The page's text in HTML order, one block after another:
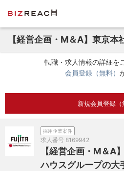
転職・求人情報の詳細を
会員登録（無料）
新規会員登録（
採用企業案件
求人番号 8169942
【経営企画・M＆A
ハウスグループの大